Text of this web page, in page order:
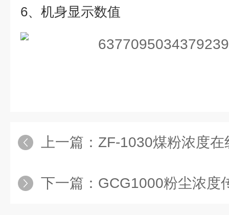
6、机身显示数值
上一篇： ZF-1030煤粉浓度在
下一篇： GCG1000粉尘浓度